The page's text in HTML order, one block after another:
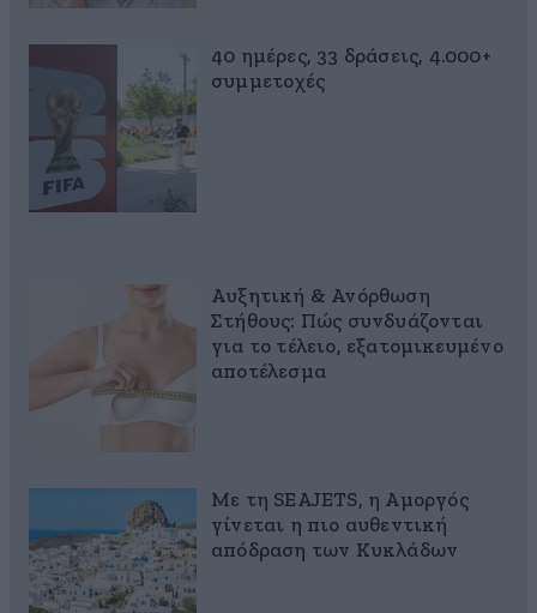
40 ημέρες, 33 δράσεις, 4.000+
συμμετοχές
Αυξητική & Ανόρθωση
Στήθους: Πώς συνδυάζονται
για το τέλειο, εξατομικευμένο
αποτέλεσμα
Με τη SEAJETS, η Αμοργός
γίνεται η πιο αυθεντική
απόδραση των Κυκλάδων